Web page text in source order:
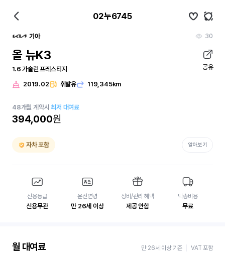
02누6745
기아 30
올 뉴K3
1.6 가솔린 프레스티지 공유
2019.02 휘발유 119,345km
48개월 계약시최저 대여료
394,000원
자차 포함 알아보기
신용등급
신용무관
운전연령
만 26세 이상
정비/관리 혜택
제공 안함
탁송비용
무료
월 대여료 만 26세 이상 기준 VAT 포함